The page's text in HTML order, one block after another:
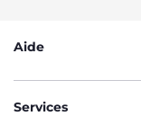
Aide
Services